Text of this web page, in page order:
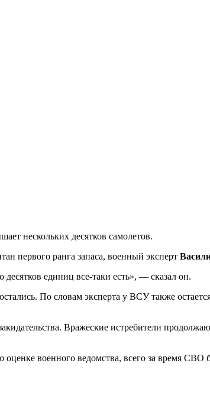
нескольких десятков самолетов.
первого ранга запаса, военный эксперт
единиц все-таки есть», — сказал он.
По словам эксперта у ВСУ также
Вражеские истребители
военного ведомства, всего за время СВО